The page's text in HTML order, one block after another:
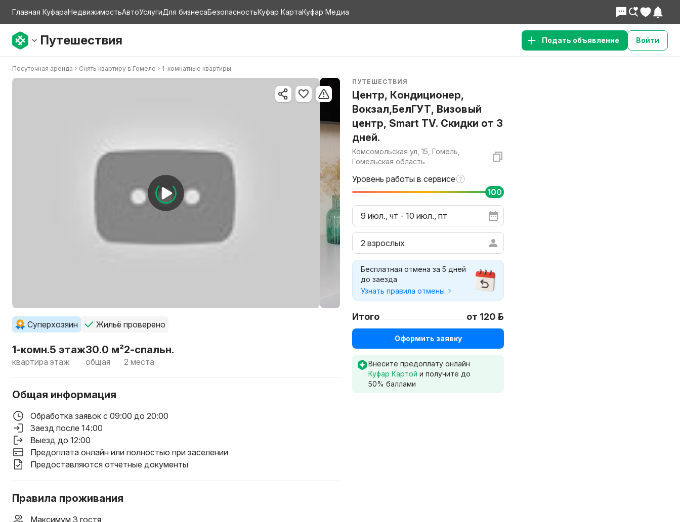
Главная КуфараНедвижимостьАвтоУслугиДля бизнесаБезопасностьКуфар КартаКуфар Медиа
Путешествия Подать объявление Войти
Посуточная аренда Снять квартиру в Гомеле 1-комнатные квартиры
Суперхозяин Жильё проверено
1-комн.
квартира
5 этаж
этаж
30.0 м²
общая
2-спальн.
2 места
Общая информация
Обработка заявок с 09:00 до 20:00
Заезд после 14:00
Выезд до 12:00
Предоплата онлайн или полностью при заселении
Предоставляются отчетные документы
Правила проживания
Максимум 3 гостя
ПУТЕШЕСТВИЯ
Центр, Кондиционер,
Вокзал,БелГУТ, Визовый
центр, Smart TV. Скидки от 3
дней.
Комсомольская ул, 15, Гомель,
Гомельская область
Уровень работы в сервисе
100
9 июл., чт - 10 июл., пт
2 взрослых
Бесплатная отмена за 5 дней
до заезда
Узнать правила отмены
Итого от 120 р.
Оформить заявку
Внесите предоплату онлайн
Куфар Картой и получите до
50% баллами